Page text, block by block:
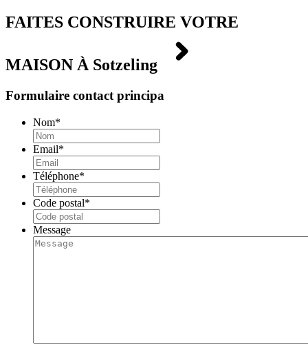
FAITES CONSTRUIRE VOTRE
MAISON À Sotzeling
Formulaire contact principa
Nom*
Email*
Téléphone*
Code postal*
Message